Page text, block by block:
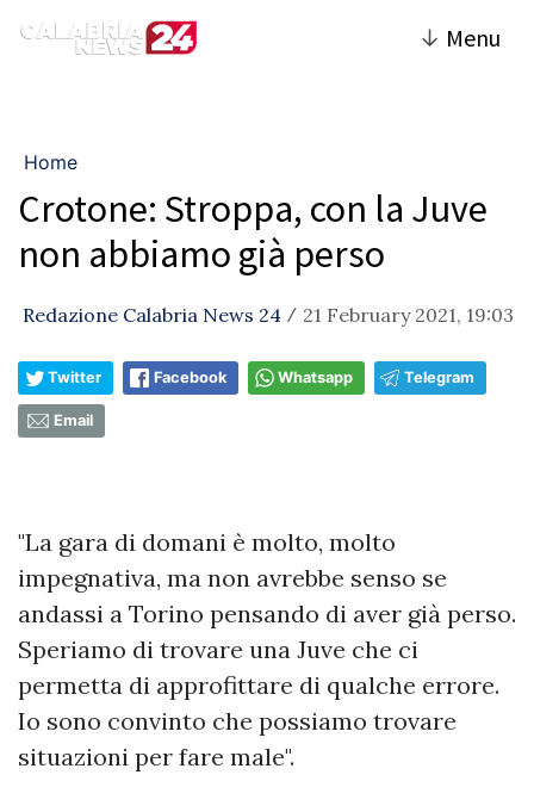
↓ Menu
Home
Crotone: Stroppa, con la Juve
non abbiamo già perso
Redazione Calabria News 24 / 21 February 2021, 19:03
Twitter Facebook Whatsapp Telegram
Email
"La gara di domani è molto, molto
impegnativa, ma non avrebbe senso se
andassi a Torino pensando di aver già perso.
Speriamo di trovare una Juve che ci
permetta di approfittare di qualche errore.
Io sono convinto che possiamo trovare
situazioni per fare male".